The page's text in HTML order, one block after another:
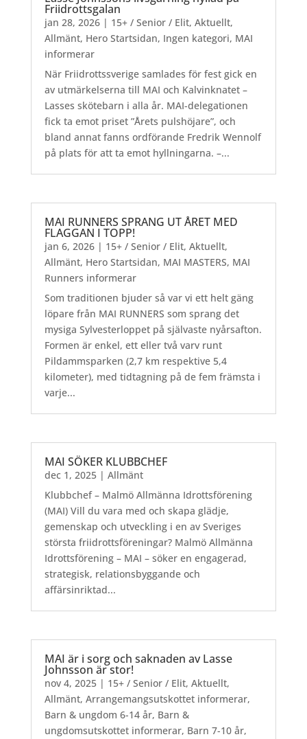
Friidrottsgalan
jan 28, 2026| 15+ / Senior / Elit, Aktuellt,
Allmänt, Hero Startsidan, Ingen kategori, MAI
informerar
När Friidrottssverige samlades för fest gick en
av utmärkelserna till MAI och Kalvinknatet –
Lasses skötebarn i alla år. MAI-delegationen
fick ta emot priset ”Årets pulshöjare”, och
bland annat fanns ordförande Fredrik Wennolf
på plats för att ta emot hyllningarna. –...
MAI RUNNERS SPRANG UT ÅRET MED
FLAGGAN I TOPP!
jan 6, 2026| 15+ / Senior / Elit, Aktuellt,
Allmänt, Hero Startsidan, MAI MASTERS, MAI
Runners informerar
Som traditionen bjuder så var vi ett helt gäng
löpare från MAI RUNNERS som sprang det
mysiga Sylvesterloppet på självaste nyårsafton.
Formen är enkel, ett eller två varv runt
Pildammsparken (2,7 km respektive 5,4
kilometer), med tidtagning på de fem främsta i
varje...
MAI SÖKER KLUBBCHEF
dec 1, 2025| Allmänt
Klubbchef – Malmö Allmänna Idrottsförening
(MAI) Vill du vara med och skapa glädje,
gemenskap och utveckling i en av Sveriges
största friidrottsföreningar? Malmö Allmänna
Idrottsförening – MAI – söker en engagerad,
strategisk, relationsbyggande och
affärsinriktad...
MAI är i sorg och saknaden av Lasse
Johnsson är stor!
nov 4, 2025| 15+ / Senior / Elit, Aktuellt,
Allmänt, Arrangemangsutskottet informerar,
Barn & ungdom 6-14 år, Barn &
ungdomsutskottet informerar, Barn 7-10 år,